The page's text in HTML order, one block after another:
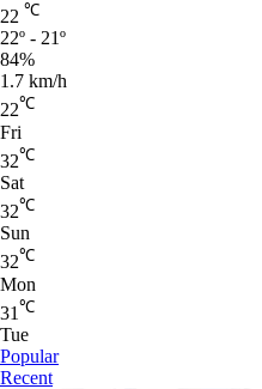
22 ℃
22º - 21º
84%
1.7 km/h
22℃
Fri
32℃
Sat
32℃
Sun
32℃
Mon
31 ℃
Tue
Popular
Recent